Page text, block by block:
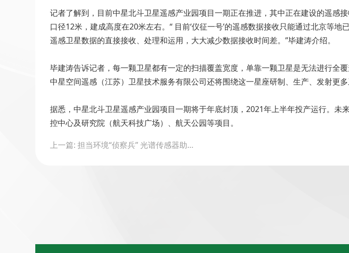
记者了解到，目前中星北斗卫星遥感产业园项目一期正在推进，其中正在建设的遥感
口径12米，建成高度在20米左右。“ 目前‘仪征一号’的遥感数据接收只能通过北京等
遥感卫星数据的直接接收、处理和运用，大大减少数据接收时间差。”毕建涛介绍。
毕建涛告诉记者，每一颗卫星都有一定的扫描覆盖宽度，单靠一颗卫星是无法进行全
中星空间遥感（江苏）卫星技术服务有限公司还将围绕这一星座研制、生产、发射更
据悉，中星北斗卫星遥感产业园项目一期将于年底封顶，2021年上半年投产运行。
控中心及研究院（航天科技广场）、航天公园等项目。
navigation
上一篇: 担当环境“侦察兵” 光谱传感器助力无人监测